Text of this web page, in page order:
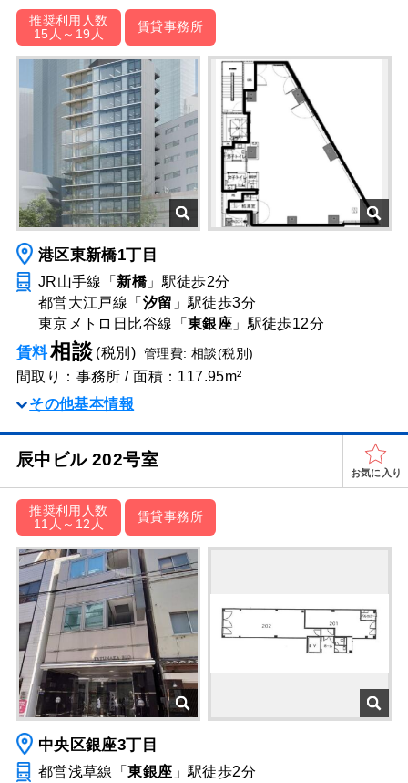
推奨利用人数
15人～19人
賃貸事務所
港区東新橋1丁目
JR山手線「 新橋」駅徒歩2分
都営大江戸線「 汐留 」駅徒歩3分
東京メトロ日比谷線「 東銀座 」駅徒歩12分
賃料相談(税別) 管理費: 相談(税別)
間取り：事務所 / 面積：117.95m²
その他基本情報
辰中ビル 202号室
お気に入り
推奨利用人数
11人～12人
賃貸事務所
中央区銀座3丁目
都営浅草線「東銀座 」駅徒歩2分